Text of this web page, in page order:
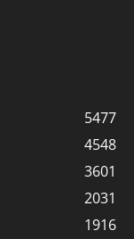
5477
4548
3601
2031
1916